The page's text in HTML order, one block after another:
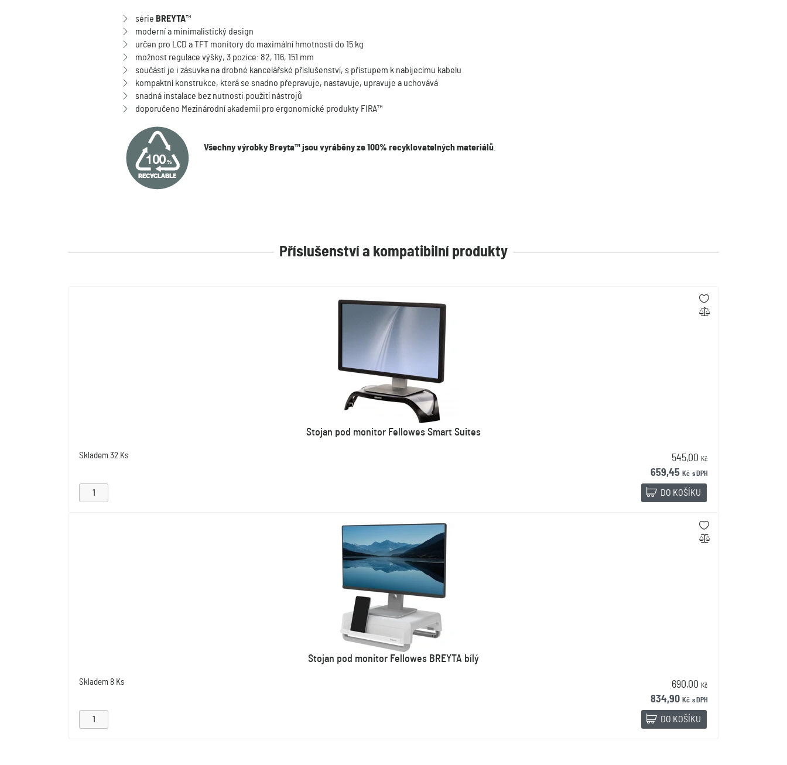
série BREYTA™
moderní a minimalistický design
určen pro LCD a TFT monitory do maximální hmotnosti do 15 kg
možnost regulace výšky, 3 pozice: 82, 116, 151 mm
součástí je i zásuvka na drobné kancelářské příslušenství, s přístupem k nabíjecímu kabelu
kompaktní konstrukce, která se snadno přepravuje, nastavuje, upravuje a uchovává
snadná instalace bez nutnosti použití nástrojů
doporučeno Mezinárodní akademií pro ergonomické produkty FIRA™
Všechny výrobky Breyta™ jsou vyráběny ze 100% recyklovatelných materiálů.
Příslušenství a kompatibilní produkty
Stojan pod monitor Fellowes Smart Suites
Skladem 32 Ks 545,00 Kč
659,45 Kč s DPH
DO KOŠÍKU
Stojan pod monitor Fellowes BREYTA bílý
Skladem 8 Ks 690,00 Kč
834,90 Kč s DPH
DO KOŠÍKU